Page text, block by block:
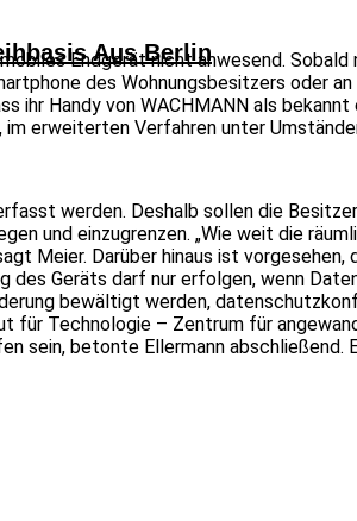
Aus Berlin
Endgerät nicht anwesend.
des Wohnungsbesitzers oder
ihr Handy von WACHMANN als
erweiterten Verfahren unter
werden. Deshalb sollen die
und einzugrenzen. „Wie weit die
Meier. Darüber hinaus ist
Geräts darf nur erfolgen, wenn
bewältigt werden,
Technologie – Zentrum für
sein, betonte Ellermann abschließend.